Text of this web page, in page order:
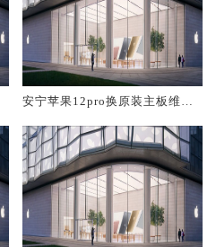
安宁苹果12pro换原装主板维修